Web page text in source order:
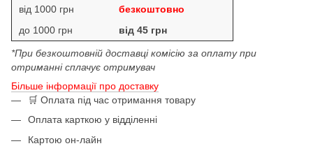
від 1000 грн
безкоштовно
до 1000 грн
від 45 грн
*При безкоштовній доставці комісію за оплату при
отриманні сплачує отримувач
Більше інформації про доставку
🛒 Оплата під час отримання товару
Оплата карткою у відділенні
Картою он-лайн